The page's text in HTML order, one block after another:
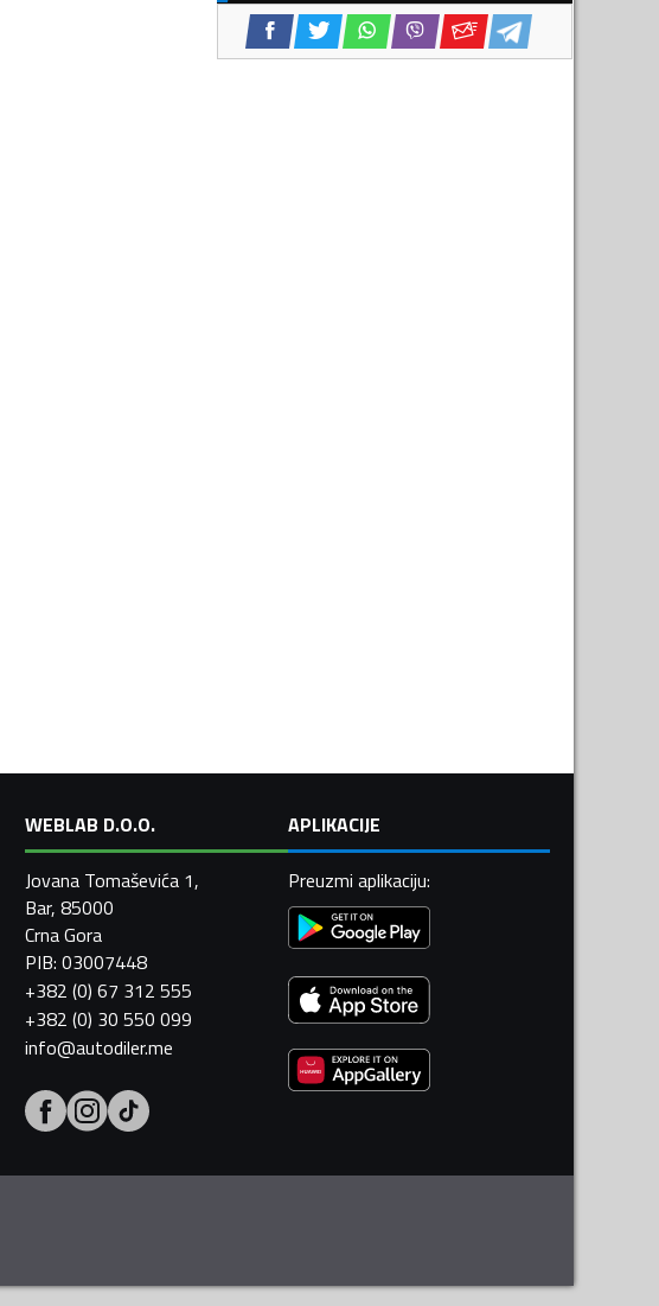
WEBLAB D.O.O.
Jovana Tomaševića 1,
Bar, 85000
Crna Gora
PIB: 03007448
+382 (0) 67 312 555
+382 (0) 30 550 099
info@autodiler.me
APLIKACIJE
Preuzmi aplikaciju: